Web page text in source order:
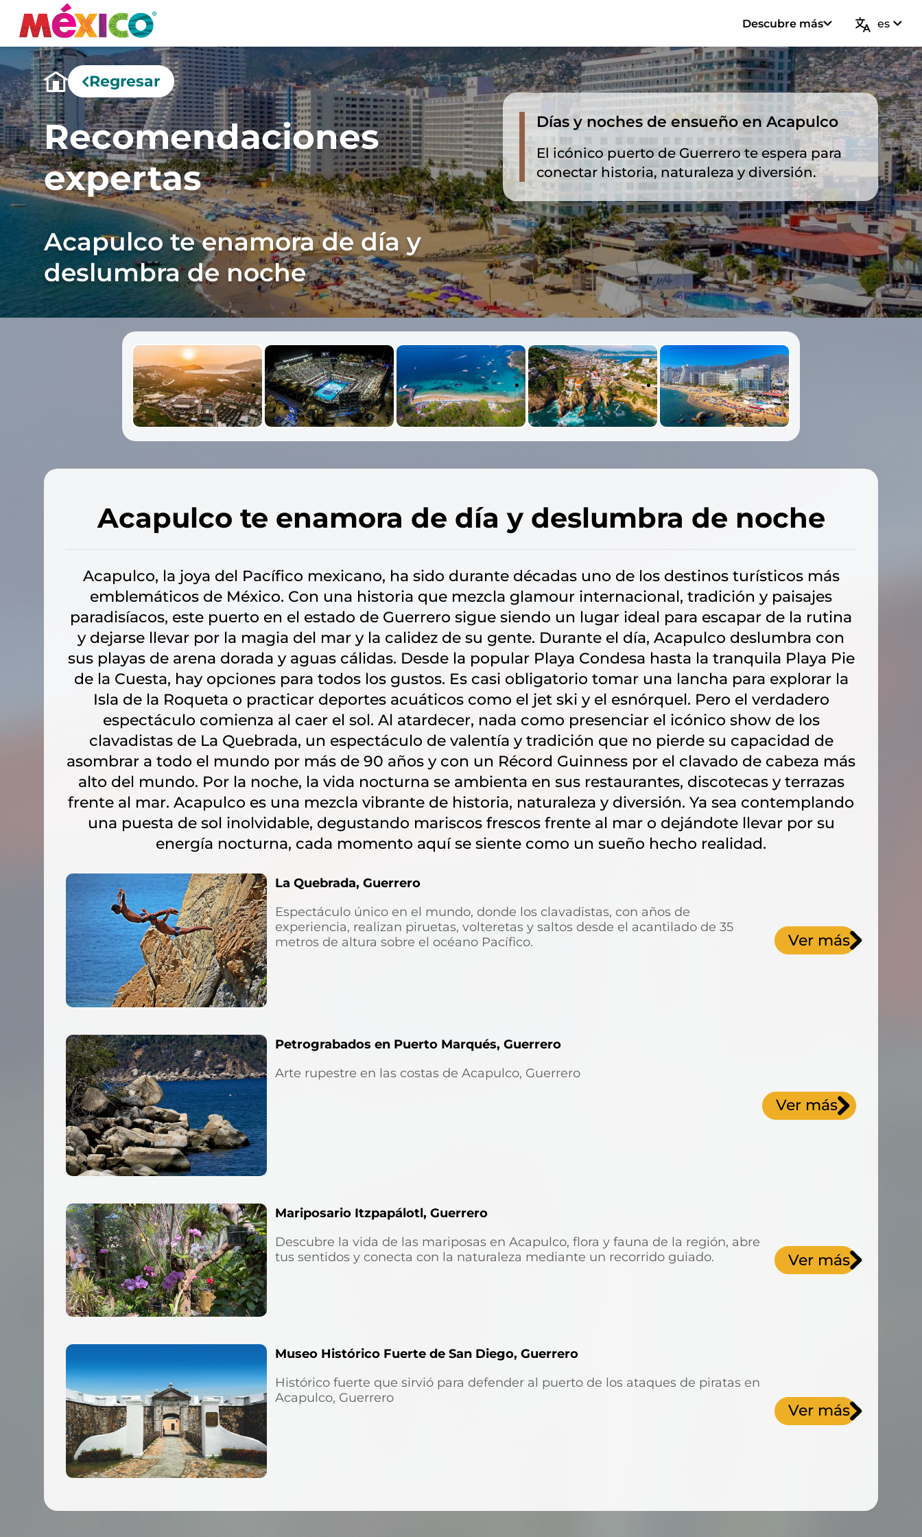
Descubre más es
Regresar
Recomendaciones
expertas
Acapulco te enamora de día y
deslumbra de noche
Días y noches de ensueño en Acapulco
El icónico puerto de Guerrero te espera para
conectar historia, naturaleza y diversión.
Acapulco te enamora de día y deslumbra de noche
Acapulco, la joya del Pacífico mexicano, ha sido durante décadas uno de los destinos turísticos más
emblemáticos de México. Con una historia que mezcla glamour internacional, tradición y paisajes
paradisíacos, este puerto en el estado de Guerrero sigue siendo un lugar ideal para escapar de la rutina
y dejarse llevar por la magia del mar y la calidez de su gente. Durante el día, Acapulco deslumbra con
sus playas de arena dorada y aguas cálidas. Desde la popular Playa Condesa hasta la tranquila Playa Pie
de la Cuesta, hay opciones para todos los gustos. Es casi obligatorio tomar una lancha para explorar la
Isla de la Roqueta o practicar deportes acuáticos como el jet ski y el esnórquel. Pero el verdadero
espectáculo comienza al caer el sol. Al atardecer, nada como presenciar el icónico show de los
clavadistas de La Quebrada, un espectáculo de valentía y tradición que no pierde su capacidad de
asombrar a todo el mundo por más de 90 años y con un Récord Guinness por el clavado de cabeza más
alto del mundo. Por la noche, la vida nocturna se ambienta en sus restaurantes, discotecas y terrazas
frente al mar. Acapulco es una mezcla vibrante de historia, naturaleza y diversión. Ya sea contemplando
una puesta de sol inolvidable, degustando mariscos frescos frente al mar o dejándote llevar por su
energía nocturna, cada momento aquí se siente como un sueño hecho realidad.
La Quebrada, Guerrero
Espectáculo único en el mundo, donde los clavadistas, con años de
experiencia, realizan piruetas, volteretas y saltos desde el acantilado de 35
metros de altura sobre el océano Pacífico.
Ver más
Petrograbados en Puerto Marqués, Guerrero
Arte rupestre en las costas de Acapulco, Guerrero
Ver más
Mariposario Itzpapálotl, Guerrero
Descubre la vida de las mariposas en Acapulco, flora y fauna de la región, abre
tus sentidos y conecta con la naturaleza mediante un recorrido guiado.
Ver más
Museo Histórico Fuerte de San Diego, Guerrero
Histórico fuerte que sirvió para defender al puerto de los ataques de piratas en
Acapulco, Guerrero
Ver más